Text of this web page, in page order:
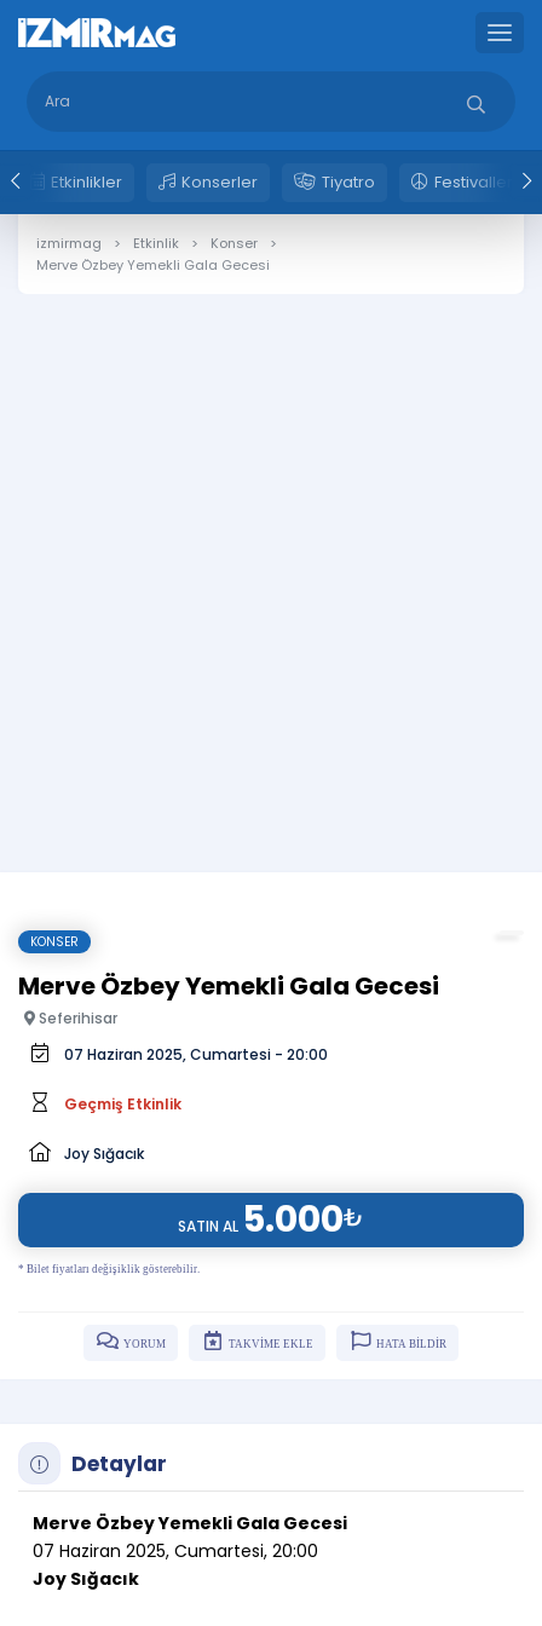
Etkinlikler Konserler Tiyatro Festivaller
izmirmag Etkinlik
Konser
Merve Özbey Yemekli Gala Gecesi
KONSER
Merve Özbey Yemekli Gala Gecesi
Seferihisar
07 Haziran 2025, Cumartesi - 20:00
Geçmiş Etkinlik
Joy Sığacık
SATIN AL 5.000₺
* Bilet fiyatları değişiklik gösterebilir.
YORUM TAKVİME EKLE HATA BİLDİR
Detaylar
Merve Özbey Yemekli Gala Gecesi
07 Haziran 2025, Cumartesi, 20:00
Joy Sığacık